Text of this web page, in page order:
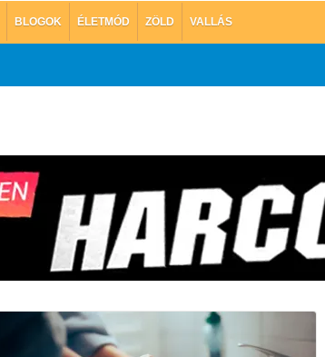
BLOGOK ÉLETMÓD ZÖLD VALLÁS